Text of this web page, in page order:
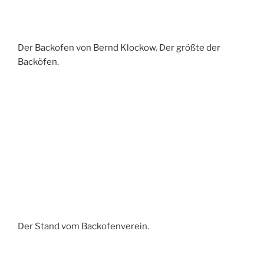
Der Backofen von Bernd Klockow. Der größte der
Backöfen.
Der Stand vom Backofenverein.